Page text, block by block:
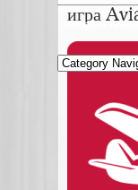
Новости
игра